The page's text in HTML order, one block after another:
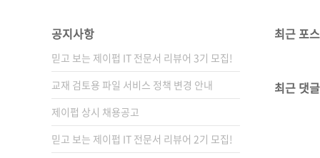
공지사항
믿고 보는 제이펍 IT 전문서 리뷰어 3기 모집!
교재 검토용 파일 서비스 정책 변경 안내
제이펍 상시 채용공고
믿고 보는 제이펍 IT 전문서 리뷰어 2기 모집!
최근 포
최근 댓글